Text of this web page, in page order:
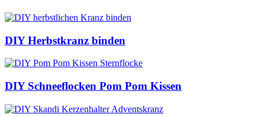
DIY Herbstkranz binden
DIY Schneeflocken Pom Pom Kissen